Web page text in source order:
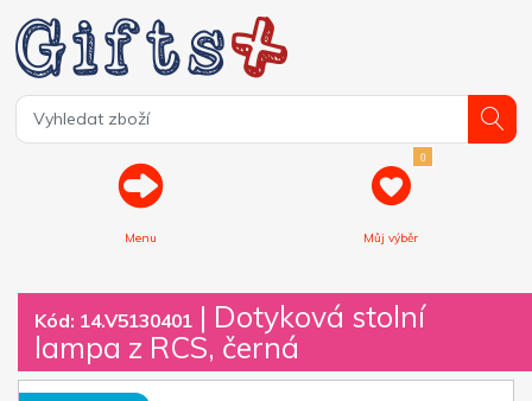
Menu
0
Můj výběr
Kód: 14.V5130401 | Dotyková stolní
lampa z RCS, černá